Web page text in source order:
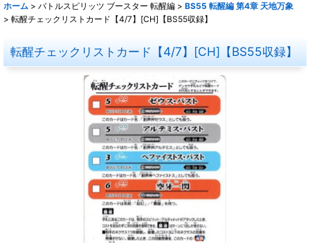
ホーム > バトルスピリッツ ブースター 転醒編 > BS55 転醒編 第4章 天地万象
> 転醒チェックリストカード【4/7】[CH]【BS55収録】
転醒チェックリストカード【4/7】[CH]【BS55収録】